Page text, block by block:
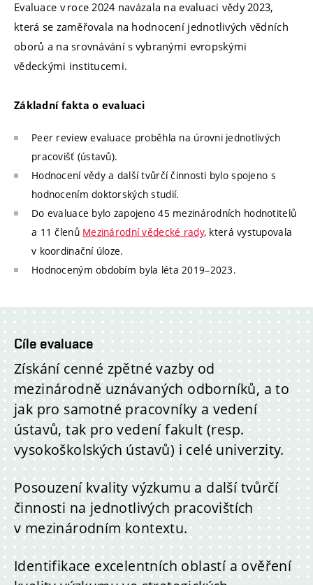
Evaluace v roce 2024 navázala na evaluaci vědy 2023,
která se zaměřovala na hodnocení jednotlivých vědních
oborů a na srovnávání s vybranými evropskými
vědeckými institucemi.
Základní fakta o evaluaci
Peer review evaluace proběhla na úrovni jednotlivých
pracovišť (ústavů).
Hodnocení vědy a další tvůrčí činnosti bylo spojeno s
hodnocením doktorských studií.
Do evaluace bylo zapojeno 45 mezinárodních hodnotitelů
a 11 členů Mezinárodní vědecké rady, která vystupovala
v koordinační úloze.
Hodnoceným obdobím byla léta 2019–2023.
Cíle evaluace
Získání cenné zpětné vazby od
mezinárodně uznávaných odborníků, a to
jak pro samotné pracovníky a vedení
ústavů, tak pro vedení fakult (resp.
vysokoškolských ústavů) i celé univerzity.
Posouzení kvality výzkumu a další tvůrčí
činnosti na jednotlivých pracovištích
v mezinárodním kontextu.
Identifikace excelentních oblastí a ověření